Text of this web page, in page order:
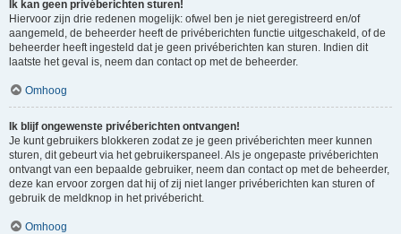
Ik kan geen privéberichten sturen!
Hiervoor zijn drie redenen mogelijk: ofwel ben je niet geregistreerd en/of
aangemeld, de beheerder heeft de privéberichten functie uitgeschakeld, of de
beheerder heeft ingesteld dat je geen privéberichten kan sturen. Indien dit
laatste het geval is, neem dan contact op met de beheerder.
Omhoog
Ik blijf ongewenste privéberichten ontvangen!
Je kunt gebruikers blokkeren zodat ze je geen privéberichten meer kunnen
sturen, dit gebeurt via het gebruikerspaneel. Als je ongepaste privéberichten
ontvangt van een bepaalde gebruiker, neem dan contact op met de beheerder,
deze kan ervoor zorgen dat hij of zij niet langer privéberichten kan sturen of
gebruik de meldknop in het privébericht.
Omhoog